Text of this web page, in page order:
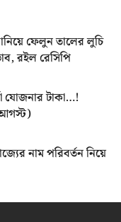
ফেলুন তালের লুচি
রইল রেসিপি
যোজনার টাকা…!
নাম পরিবর্তন নিয়ে